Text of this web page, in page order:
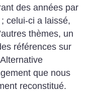
des années par
; celui-ci a laissé,
thèmes, un
références sur
que nous
reconstitué.